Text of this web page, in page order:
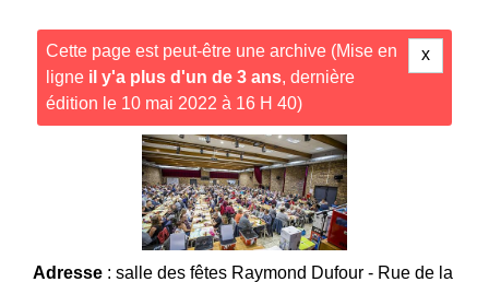
x
Cette page est peut-être une archive (Mise en
ligne il y'a plus d'un de 3 ans, dernière
édition le 10 mai 2022 à 16 H 40)
Adresse : salle des fêtes Raymond Dufour - Rue de la